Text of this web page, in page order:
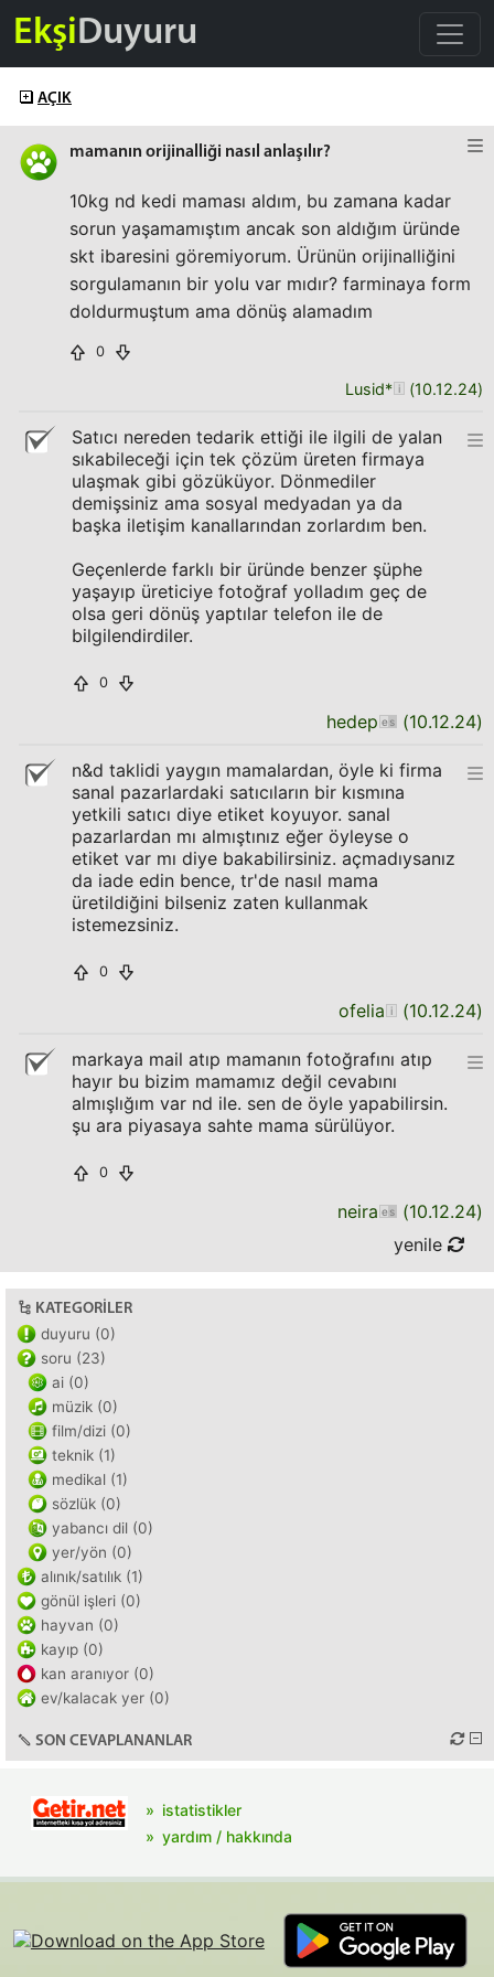
EkşiDuyuru
AÇIK
mamanın orijinalliği nasıl anlaşılır?
10kg nd kedi maması aldım, bu zamana kadar
sorun yaşamamıştım ancak son aldığım üründe
skt ibaresini göremiyorum. Ürünün orijinalliğini
sorgulamanın bir yolu var mıdır? farminaya form
doldurmuştum ama dönüş alamadım
0
Lusid* (10.12.24)
Satıcı nereden tedarik ettiği ile ilgili de yalan
sıkabileceği için tek çözüm üreten firmaya
ulaşmak gibi gözüküyor. Dönmediler
demişsiniz ama sosyal medyadan ya da
başka iletişim kanallarından zorlardım ben.
Geçenlerde farklı bir üründe benzer şüphe
yaşayıp üreticiye fotoğraf yolladım geç de
olsa geri dönüş yaptılar telefon ile de
bilgilendirdiler.
0
hedep (10.12.24)
n&d taklidi yaygın mamalardan, öyle ki firma
sanal pazarlardaki satıcıların bir kısmına
yetkili satıcı diye etiket koyuyor. sanal
pazarlardan mı almıştınız eğer öyleyse o
etiket var mı diye bakabilirsiniz. açmadıysanız
da iade edin bence, tr'de nasıl mama
üretildiğini bilseniz zaten kullanmak
istemezsiniz.
0
ofelia (10.12.24)
markaya mail atıp mamanın fotoğrafını atıp
hayır bu bizim mamamız değil cevabını
almışlığım var nd ile. sen de öyle yapabilirsin.
şu ara piyasaya sahte mama sürülüyor.
0
neira (10.12.24)
yenile
KATEGORILER
duyuru (0)
soru (23)
ai (0)
müzik (0)
film/dizi (0)
teknik (1)
medikal (1)
sözlük (0)
yabancı dil (0)
yer/yön (0)
alınık/satılık (1)
gönül işleri (0)
hayvan (0)
kayıp (0)
kan aranıyor (0)
ev/kalacak yer (0)
SON CEVAPLANANLAR
istatistikler
yardım / hakkında